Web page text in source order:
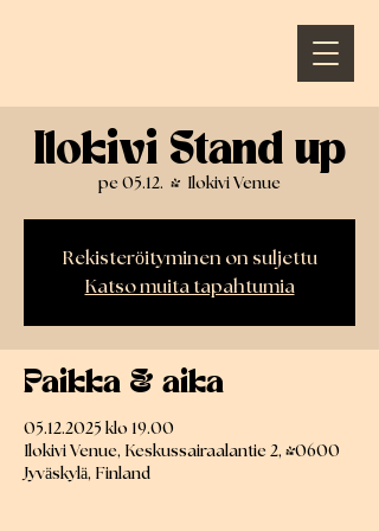
Ilokivi Stand up
pe 05.12.
  |
Ilokivi Venue
Rekisteröityminen on suljettu
Katso muita tapahtumia
Paikka & aika
05.12.2025 klo 19.00
Ilokivi Venue, Keskussairaalantie 2, 40600
Jyväskylä, Finland